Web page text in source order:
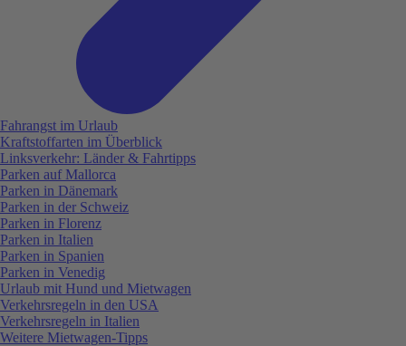
Fahrangst im Urlaub
Kraftstoffarten im Überblick
Linksverkehr: Länder & Fahrtipps
Parken auf Mallorca
Parken in Dänemark
Parken in der Schweiz
Parken in Florenz
Parken in Italien
Parken in Spanien
Parken in Venedig
Urlaub mit Hund und Mietwagen
Verkehrsregeln in den USA
Verkehrsregeln in Italien
Weitere Mietwagen-Tipps